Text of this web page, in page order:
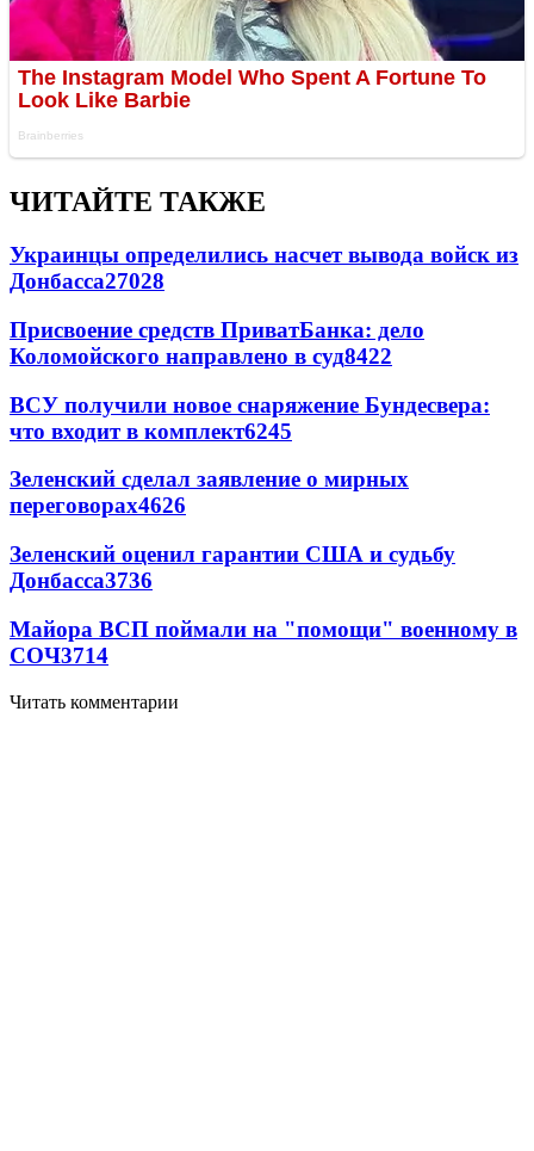
ЧИТАЙТЕ ТАКЖЕ
Украинцы определились насчет вывода войск из
Донбасса27028
Присвоение средств ПриватБанка: дело
Коломойского направлено в суд8422
ВСУ получили новое снаряжение Бундесвера:
что входит в комплект6245
Зеленский сделал заявление о мирных
переговорах4626
Зеленский оценил гарантии США и судьбу
Донбасса3736
Майора ВСП поймали на "помощи" военному в
СОЧ3714
Читать комментарии